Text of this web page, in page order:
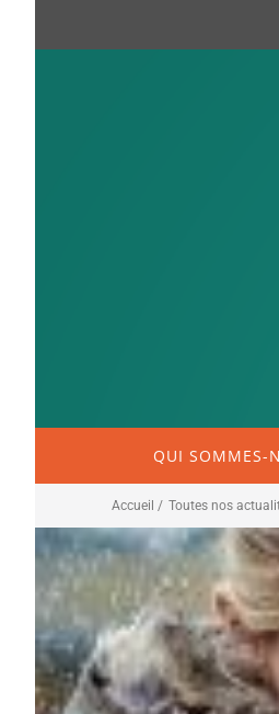
QUI SOMMES-
Accueil / Toutes nos